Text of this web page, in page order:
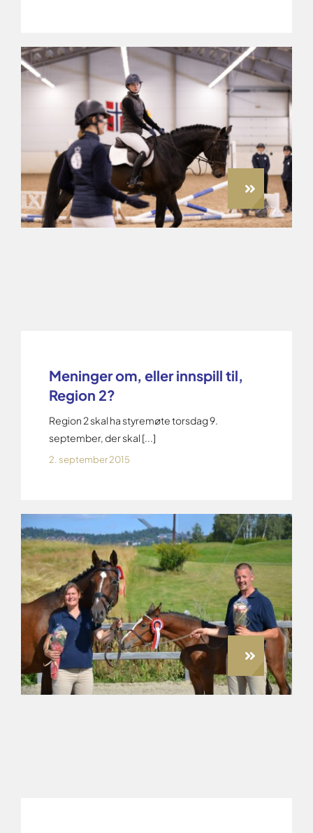
Meninger om, eller innspill til,
Region 2?
Region 2 skal ha styremøte torsdag 9.
september, der skal [...]
2. september 2015